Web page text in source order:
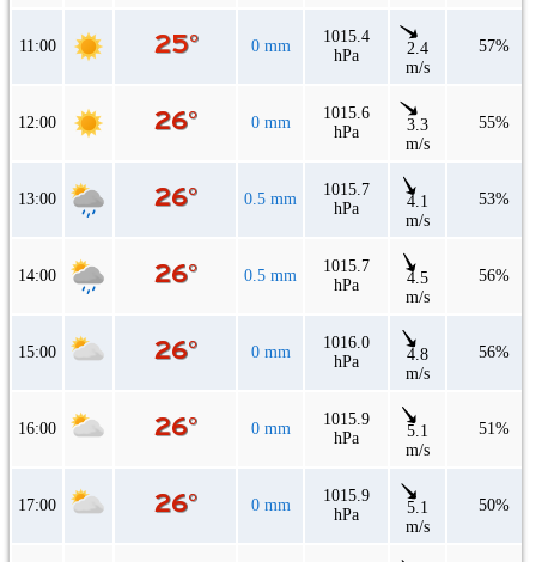
11:00 0 mm
1015.4
hPa
2.4
m/s
57%
12:00 0 mm
1015.6
hPa
3.3
m/s
55%
13:00 0.5 mm
1015.7
hPa
4.1
m/s
53%
14:00 0.5 mm
1015.7
hPa
4.5
m/s
56%
15:00 0 mm
1016.0
hPa
4.8
m/s
56%
16:00 0 mm
1015.9
hPa
5.1
m/s
51%
17:00 0 mm
1015.9
hPa
5.1
m/s
50%